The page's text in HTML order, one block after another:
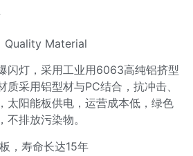
Material
灯，采用工业用6063高纯铝挤型
质采用铝型材与PC结合，抗冲击、
太阳能板供电，运营成本低，绿色
排放污染物。
寿命长达15年